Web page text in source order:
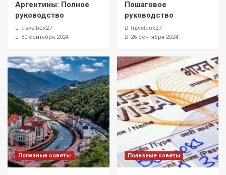
Аргентины: Полное
руководство
travelbox27_
30 сентября 2024
Пошаговое
руководство
travelbox27_
26 сентября 2024
Полезные советы Полезные советы